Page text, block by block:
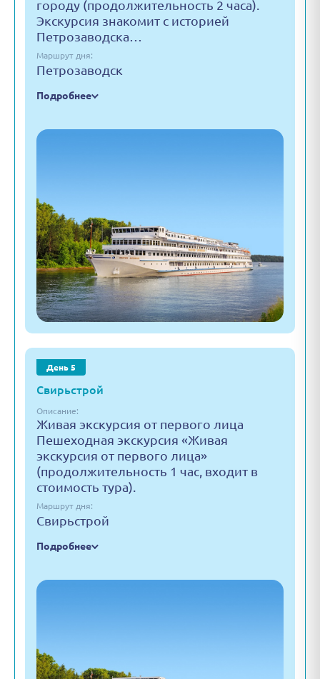
городу (продолжительность 2 часа).
Экскурсия знакомит с историей
Петрозаводска…
Маршрут дня:
Петрозаводск
Подробнее
День 5
Свирьстрой
Описание:
Живая экскурсия от первого лица
Пешеходная экскурсия «Живая
экскурсия от первого лица»
(продолжительность 1 час, входит в
стоимость тура).
Маршрут дня:
Свирьстрой
Подробнее